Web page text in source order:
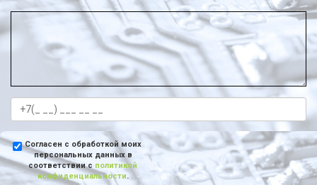
Согласен с обработкой моих
персональных данных в
соответствии с политикой
конфиденциальности.